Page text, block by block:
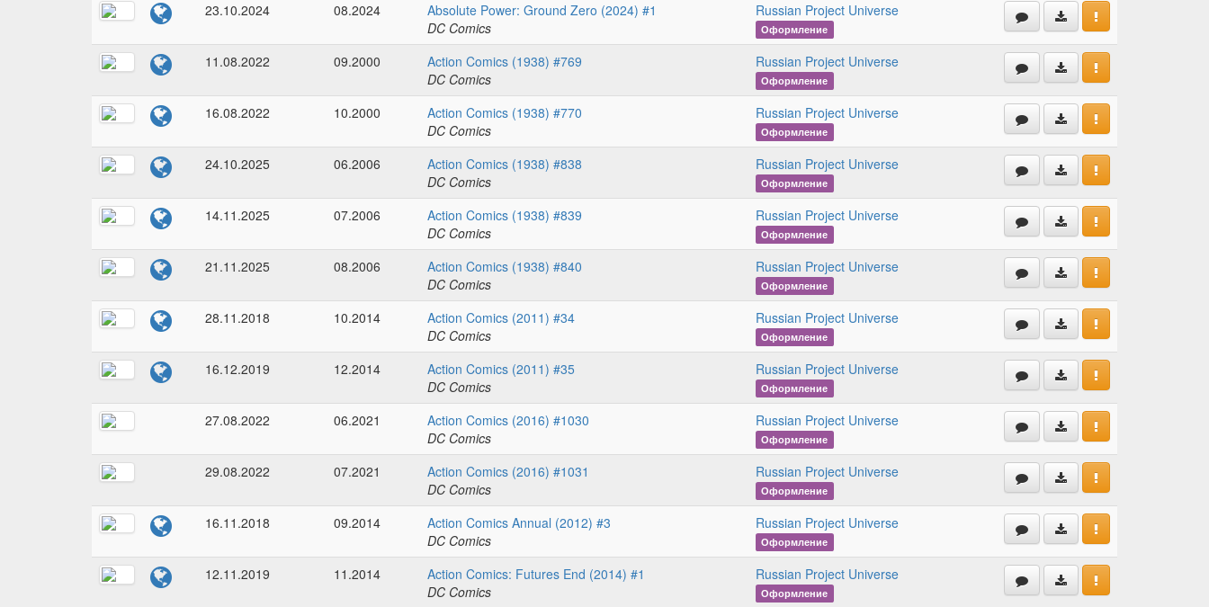
23.10.2024 08.2024
Absolute Power: Ground Zero (2024) #1
DC Comics
Russian Project Universe
Оформление
11.08.2022 09.2000
Action Comics (1938) #769
DC Comics
Russian Project Universe
Оформление
16.08.2022 10.2000
Action Comics (1938) #770
DC Comics
Russian Project Universe
Оформление
24.10.2025 06.2006
Action Comics (1938) #838
DC Comics
Russian Project Universe
Оформление
14.11.2025 07.2006
Action Comics (1938) #839
DC Comics
Russian Project Universe
Оформление
21.11.2025 08.2006
Action Comics (1938) #840
DC Comics
Russian Project Universe
Оформление
28.11.2018 10.2014
Action Comics (2011) #34
DC Comics
Russian Project Universe
Оформление
16.12.2019 12.2014
Action Comics (2011) #35
DC Comics
Russian Project Universe
Оформление
27.08.2022 06.2021
Action Comics (2016) #1030
DC Comics
Russian Project Universe
Оформление
29.08.2022 07.2021
Action Comics (2016) #1031
DC Comics
Russian Project Universe
Оформление
16.11.2018 09.2014
Action Comics Annual (2012) #3
DC Comics
Russian Project Universe
Оформление
12.11.2019 11.2014
Action Comics: Futures End (2014) #1
DC Comics
Russian Project Universe
Оформление